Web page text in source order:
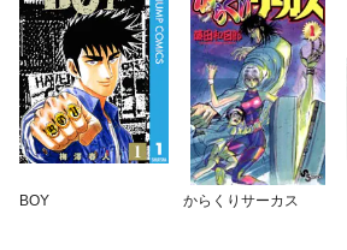
BOY からくりサーカス